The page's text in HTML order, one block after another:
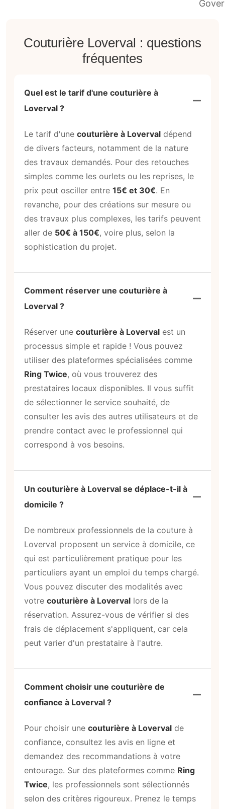
Couturière Loverval : questions
fréquentes
Quel est le tarif d'une couturière à
Loverval ?
Le tarif d'une couturière à Loverval dépend
de divers facteurs, notamment de la nature
des travaux demandés. Pour des retouches
simples comme les ourlets ou les reprises, le
prix peut osciller entre 15€ et 30€. En
revanche, pour des créations sur mesure ou
des travaux plus complexes, les tarifs peuvent
aller de 50€ à 150€, voire plus, selon la
sophistication du projet.
Comment réserver une couturière à
Loverval ?
Réserver une couturière à Loverval est un
processus simple et rapide ! Vous pouvez
utiliser des plateformes spécialisées comme
Ring Twice, où vous trouverez des
prestataires locaux disponibles. Il vous suffit
de sélectionner le service souhaité, de
consulter les avis des autres utilisateurs et de
prendre contact avec le professionnel qui
correspond à vos besoins.
Un couturière à Loverval se déplace-t-il à
domicile ?
De nombreux professionnels de la couture à
Loverval proposent un service à domicile, ce
qui est particulièrement pratique pour les
particuliers ayant un emploi du temps chargé.
Vous pouvez discuter des modalités avec
votre couturière à Loverval lors de la
réservation. Assurez-vous de vérifier si des
frais de déplacement s'appliquent, car cela
peut varier d'un prestataire à l'autre.
Comment choisir une couturière de
confiance à Loverval ?
Pour choisir une couturière à Loverval de
confiance, consultez les avis en ligne et
demandez des recommandations à votre
entourage. Sur des plateformes comme Ring
Twice, les professionnels sont sélectionnés
selon des critères rigoureux. Prenez le temps